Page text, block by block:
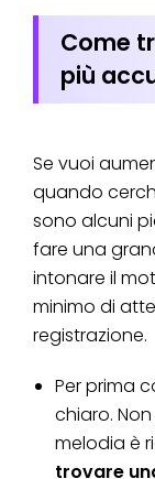
Come
più
Se vuoi
quando
sono alcuni
fare una
intonare il
minimo di
registrazione.
Per prima
chiaro.
melodia è
trovare